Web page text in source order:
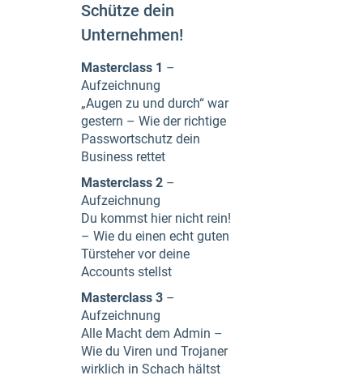
Schütze dein
Unternehmen!
Masterclass 1 –
Aufzeichnung
„Augen zu und durch“ war
gestern – Wie der richtige
Passwortschutz dein
Business rettet
Masterclass 2 –
Aufzeichnung
Du kommst hier nicht rein!
– Wie du einen echt guten
Türsteher vor deine
Accounts stellst
Masterclass 3 –
Aufzeichnung
Alle Macht dem Admin –
Wie du Viren und Trojaner
wirklich in Schach hältst